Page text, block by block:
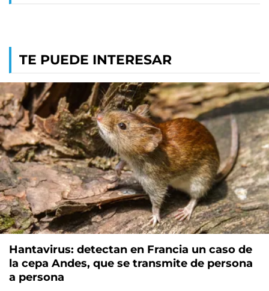
TE PUEDE INTERESAR
Hantavirus: detectan en Francia un caso de
la cepa Andes, que se transmite de persona
a persona